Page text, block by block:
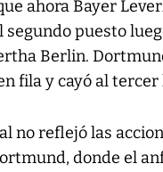
ahora Bayer
segundo puesto
Berlin.
fila y cayó al tercer
no reflejó las
donde el